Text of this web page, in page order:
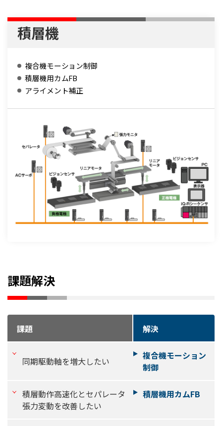
積層機
複合機モーション制御
積層機用カムFB
アライメント補正
課題解決
課題 解決
同期駆動軸を増大したい
複合機モーション
制御
積層動作高速化とセパレータ
張力変動を改善したい
積層機用カムFB